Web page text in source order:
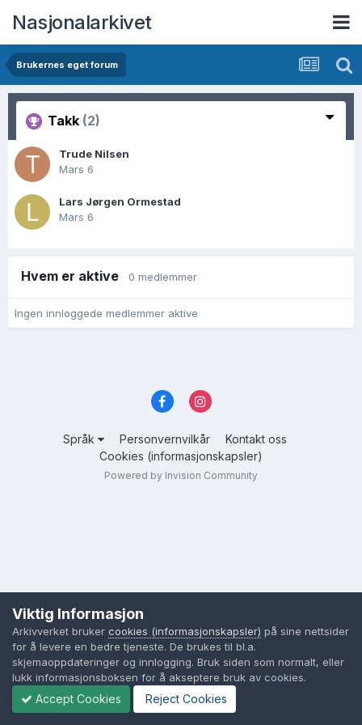
Nasjonalarkivet
Brukernes eget forum
Takk (2)
Trude Nilsen
Mars 6
Lars Jørgen Ormestad
Mars 6
Hvem er aktive 0 medlemmer
Ingen innloggede medlemmer aktive
Språk Personvernvilkår
Kontakt oss
Cookies (informasjonskapsler)
Powered by Invision Community
Viktig Informasjon
Arkivverket bruker cookies (informasjonskapsler) på sine nettsider
for å levere en bedre tjeneste. De brukes til bl.a.
skjemaoppdateringer og innlogging. Bruk siden som normalt, eller
lukk informasjonsboksen for å akseptere bruk av cookies.
Accept Cookies Reject Cookies